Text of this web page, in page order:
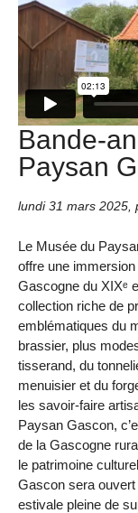
Bande-
Paysan
lundi 31 mars 2025,
Le Musée du
offre une
Gascogne du XIXᵉ
collection riche de
emblématiques du
brassier, plus
tisserand, du
menuisier et du
les savoir-faire
Paysan Gascon,
de la Gascogne
le patrimoine
Gascon sera
estivale pleine de